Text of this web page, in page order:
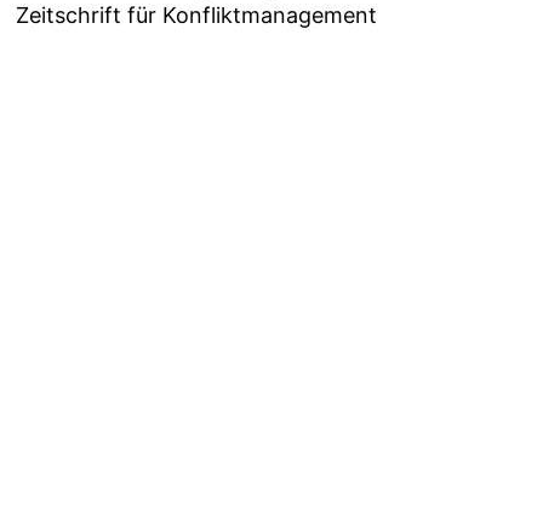
Zeitschrift für Konfliktmanagement